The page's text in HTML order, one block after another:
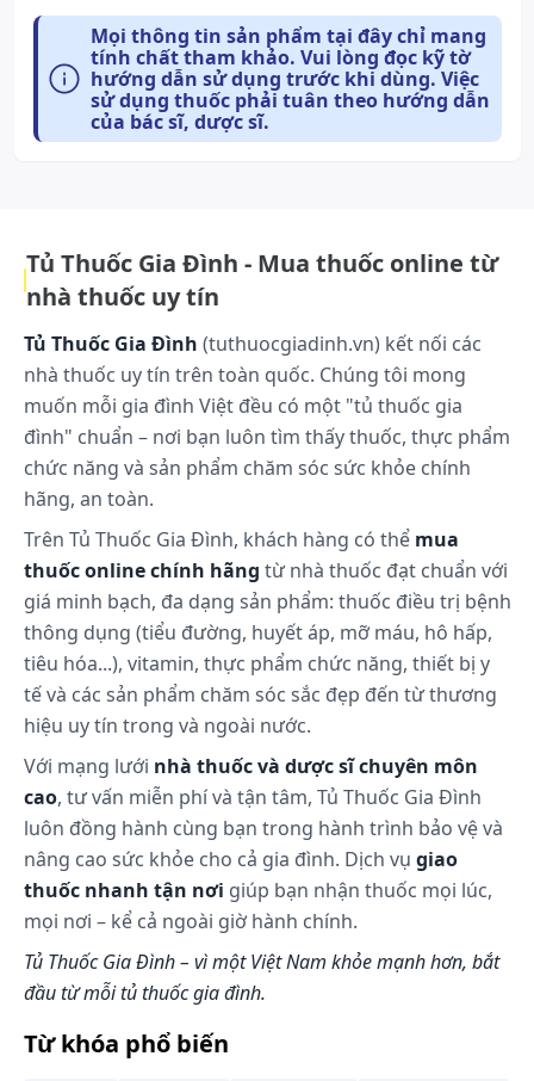
Espumisan® L có chứa hoạt chất simethicon, là một
polydimethylsiloxane hoạt động theo cơ chế bề mặt
và ổn định. Nó làm giảm sức căng bề mặt của bọt
khí bao bọc quanh thức ăn và trong màng nhày của
Simethicon không có tác dụng dược lý, không tham
gia vào các phản ứng hoá học và là một chất trơ về
mặt sinh lý và dược lý.
Dược động học: Simethicon không hấp thu
qua đường uống và thải trừ dạng không đổi
qua đường tiêu hóa.
Cách dùng và liều dùng:
Lắc kỹ trước khi dùng, để nhỏ giọt, dốc ngược chai
thuốc.
Lọ thuốc nhỏ giọt có nắp phân liều theo ml. Nếu
cần, có thể dùng nắp chia liều thay thế cho việc nhỏ
giọt, ví dụ trong trường hợp ngộ độc bột giặt.
Chú ý: Để nắp xa tầm tay trẻ em do nguy hiểm khi
và/hoặc không dứt, phải thăm khám lâm sàng.
Liều dùng:
1 ml tương đương với 25 giọt.
Điều trị triệu chứng các trường hợp có tích tụ khí
trong đường tiêu hoá như chướng bụng, đau bụng
ở trẻ em (đau bụng ở trẻ dưới 3 tháng tuổi)
Tuổi
giọt (ml)
Mọi thông tin sản phẩm tại đây chỉ mang
tính chất tham khảo. Vui lòng đọc kỹ tờ
hướng dẫn sử dụng trước khi dùng. Việc
sử dụng thuốc phải tuân theo hướng dẫn
của bác sĩ, dược sĩ.
Tủ Thuốc Gia Đình - Mua thuốc online từ
nhà thuốc uy tín
Tủ Thuốc Gia Đình (tuthuocgiadinh.vn) kết nối các
nhà thuốc uy tín trên toàn quốc. Chúng tôi mong
muốn mỗi gia đình Việt đều có một "tủ thuốc gia
đình" chuẩn – nơi bạn luôn tìm thấy thuốc, thực phẩm
chức năng và sản phẩm chăm sóc sức khỏe chính
hãng, an toàn.
Trên Tủ Thuốc Gia Đình, khách hàng có thể mua
thuốc online chính hãng từ nhà thuốc đạt chuẩn với
giá minh bạch, đa dạng sản phẩm: thuốc điều trị bệnh
thông dụng (tiểu đường, huyết áp, mỡ máu, hô hấp,
tiêu hóa...), vitamin, thực phẩm chức năng, thiết bị y
tế và các sản phẩm chăm sóc sắc đẹp đến từ thương
hiệu uy tín trong và ngoài nước.
Với mạng lưới nhà thuốc và dược sĩ chuyên môn
cao, tư vấn miễn phí và tận tâm, Tủ Thuốc Gia Đình
luôn đồng hành cùng bạn trong hành trình bảo vệ và
nâng cao sức khỏe cho cả gia đình. Dịch vụ giao
thuốc nhanh tận nơi giúp bạn nhận thuốc mọi lúc,
mọi nơi – kể cả ngoài giờ hành chính.
Tủ Thuốc Gia Đình – vì một Việt Nam khỏe mạnh hơn, bắt
đầu từ mỗi tủ thuốc gia đình.
Từ khóa phổ biến